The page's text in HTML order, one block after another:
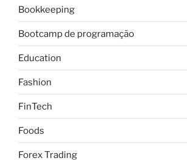
Bookkeeping
Bootcamp de programação
Education
Fashion
FinTech
Foods
Forex Trading